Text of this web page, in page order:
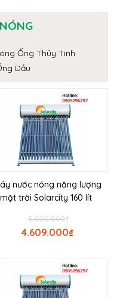
Ống Thủy Tinh
Dầu
nước nóng năng lượng
mặt trời Solarcity 160 lít
₫
5.000.000
₫
4.609.000